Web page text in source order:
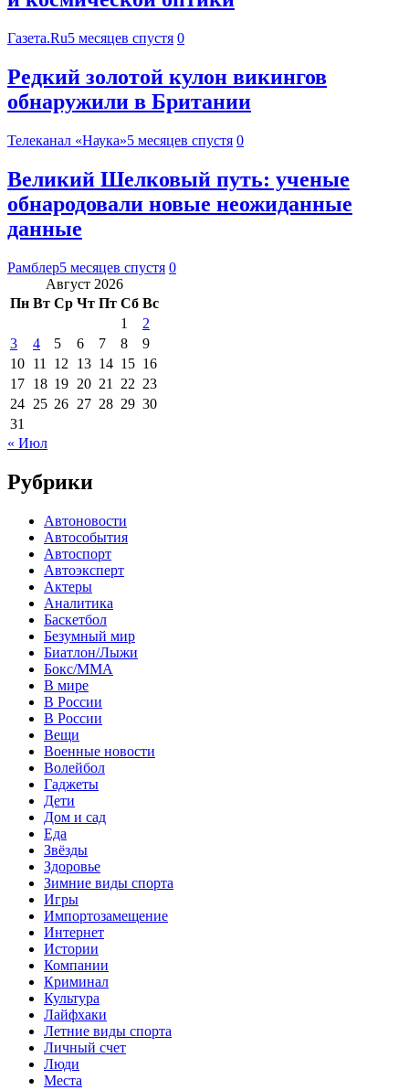
Газета.Ru5 месяцев спустя 0
Редкий золотой кулон викингов
обнаружили в Британии
Телеканал «Наука»5 месяцев спустя 0
Великий Шелковый путь: ученые
обнародовали новые неожиданные
данные
Рамблер5 месяцев спустя 0
Август 2026
Пн Вт Ср Чт Пт Сб Вс
1
2
3
4 5 6 7 8
9
10 11 12 13 14 15 16
17 18 19 20 21 22 23
24 25 26 27 28 29 30
31
« Июл
Рубрики
Автоновости
Автособытия
Автоспорт
Автоэксперт
Актеры
Аналитика
Баскетбол
Безумный мир
Биатлон/Лыжи
Бокс/MMA
В мире
В России
В России
Вещи
Военные новости
Волейбол
Гаджеты
Дети
Дом и сад
Еда
Звёзды
Здоровье
Зимние виды спорта
Игры
Импортозамещение
Интернет
Истории
Компании
Криминал
Культура
Лайфхаки
Летние виды спорта
Личный счет
Люди
Места